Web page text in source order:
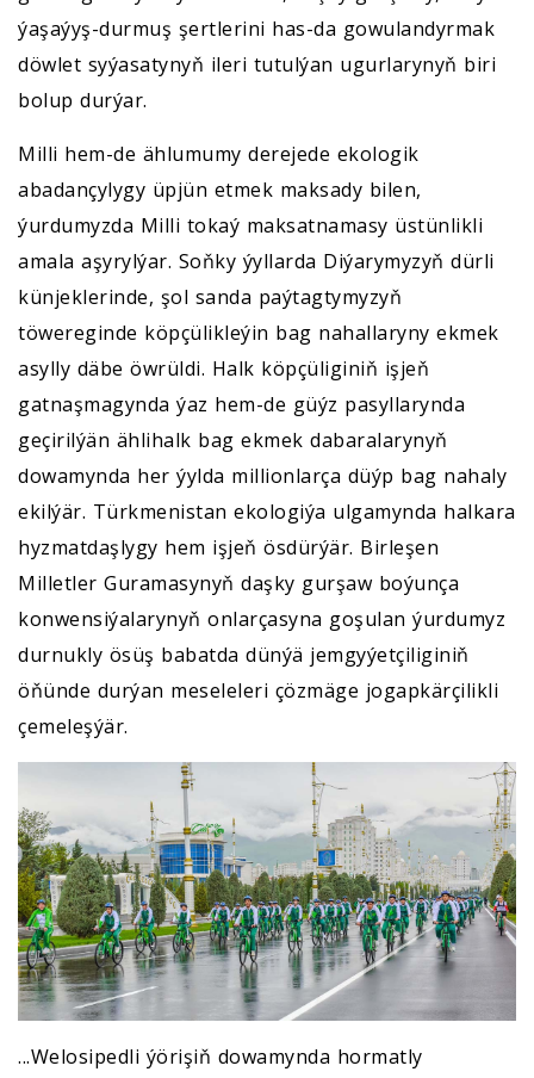
ýaşaýyş-durmuş şertlerini has-da gowulandyrmak
döwlet syýasatynyň ileri tutulýan ugurlarynyň biri
bolup durýar.
Milli hem-de ählumumy derejede ekologik
abadançylygy üpjün etmek maksady bilen,
ýurdumyzda Milli tokaý maksatnamasy üstünlikli
amala aşyrylýar. Soňky ýyllarda Diýarymyzyň dürli
künjeklerinde, şol sanda paýtagtymyzyň
töwereginde köpçülikleýin bag nahallaryny ekmek
asylly däbe öwrüldi. Halk köpçüliginiň işjeň
gatnaşmagynda ýaz hem-de güýz pasyllarynda
geçirilýän ählihalk bag ekmek dabaralarynyň
dowamynda her ýylda millionlarça düýp bag nahaly
ekilýär. Türkmenistan ekologiýa ulgamynda halkara
hyzmatdaşlygy hem işjeň ösdürýär. Birleşen
Milletler Guramasynyň daşky gurşaw boýunça
konwensiýalarynyň onlarçasyna goşulan ýurdumyz
durnukly ösüş babatda dünýä jemgyýetçiliginiň
öňünde durýan meseleleri çözmäge jogapkärçilikli
çemeleşýär.
...Welosipedli ýörişiň dowamynda hormatly